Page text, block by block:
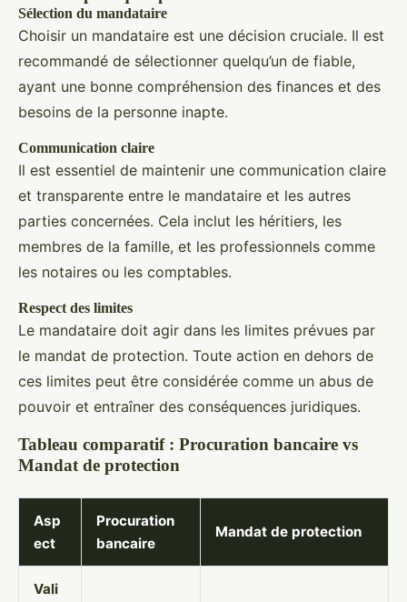
Sélection du mandataire
Choisir un mandataire est une décision cruciale. Il est
recommandé de sélectionner quelqu’un de fiable,
ayant une bonne compréhension des finances et des
besoins de la personne inapte.
Communication claire
Il est essentiel de maintenir une communication claire
et transparente entre le mandataire et les autres
parties concernées. Cela inclut les héritiers, les
membres de la famille, et les professionnels comme
les notaires ou les comptables.
Respect des limites
Le mandataire doit agir dans les limites prévues par
le mandat de protection. Toute action en dehors de
ces limites peut être considérée comme un abus de
pouvoir et entraîner des conséquences juridiques.
Tableau comparatif : Procuration bancaire vs
Mandat de protection
Asp
ect
Procuration
bancaire
Mandat de protection
Vali